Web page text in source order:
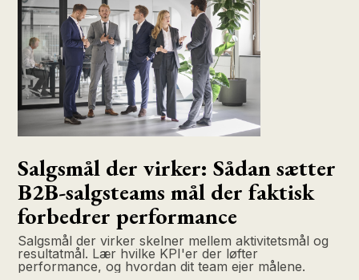
Salgsmål der virker: Sådan sætter
B2B-salgsteams mål der faktisk
forbedrer performance
Salgsmål der virker skelner mellem aktivitetsmål og
resultatmål. Lær hvilke KPI'er der løfter
performance, og hvordan dit team ejer målene.